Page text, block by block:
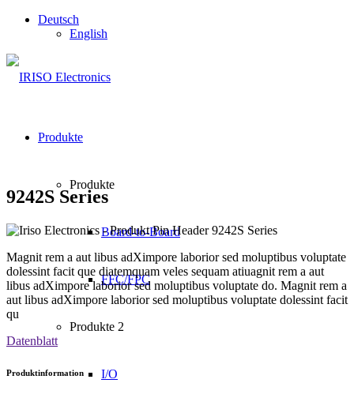
Deutsch
English
Produkte
Produkte
Board-to-Board
FFC/FPC
Produkte 2
I/O
9242S Series
Magnit rem a aut libus adXimpore laborior sed moluptibus voluptate
dolessint facit que diatemquam veles sequam atiuagnit rem a aut
libus adXimpore laborior sed moluptibus voluptate do. Magnit rem a
aut libus adXimpore laborior sed moluptibus voluptate dolessint facit
qu
Datenblatt
Produktinformation